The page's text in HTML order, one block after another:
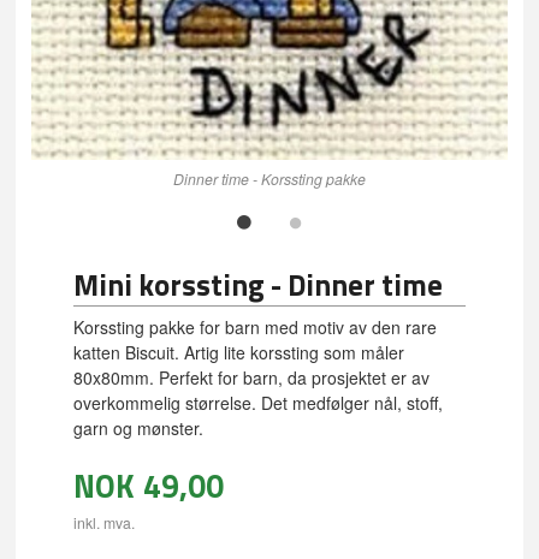
Dinner time - Korssting pakke
Mini korssting - Dinner time
Korssting pakke for barn med motiv av den rare
katten Biscuit. Artig lite korssting som måler
80x80mm. Perfekt for barn, da prosjektet er av
overkommelig størrelse. Det medfølger nål, stoff,
garn og mønster.
NOK 49,00
inkl. mva.